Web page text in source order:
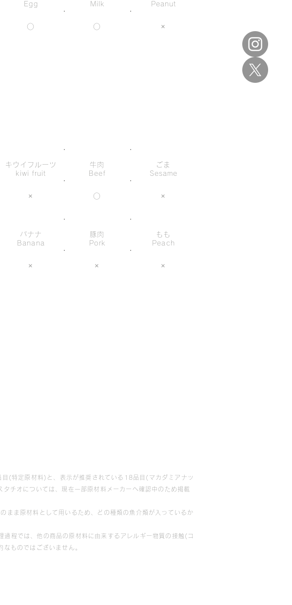
Egg
○
Milk
○
Peanut
×
kiwi fruit
キウイフルーツ
×
Beef
牛肉
○
Sesame
ごま
×
Banana
バナナ
×
Pork
豚肉
×
Peach
もも
×
(特定原材料)と、表示が推奨されている18品目(マカダミアナッ
チオについては、現在一部原材料メーカーへ確認中のため掲載
まま原材料として用いるため、どの種類の魚介類が入っているか
程では、他の商品の原材料に由来するアレルギー物質の接触(コ
ものではございません。